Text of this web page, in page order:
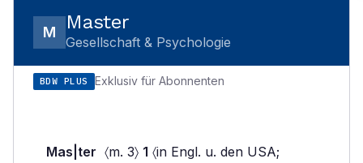
M Master
Gesellschaft & Psychologie
BDW PLUS Exklusiv für Abonnenten
Mas|ter 〈m. 3〉 1 〈in Engl. u. den USA;